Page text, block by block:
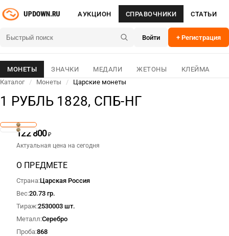
АУКЦИОН СПРАВОЧНИКИ СТАТЬИ
Войти + Регистрация
МОНЕТЫ ЗНАЧКИ МЕДАЛИ ЖЕТОНЫ
КЛЕЙМА
Каталог
/ Монеты / Царские монеты
1 РУБЛЬ 1828, СПБ-НГ
122 800₽
Актуальная цена на сегодня
О ПРЕДМЕТЕ
Страна Царская Россия
Вес 20.73 гр.
Тираж 2530003 шт.
Металл Серебро
Проба 868